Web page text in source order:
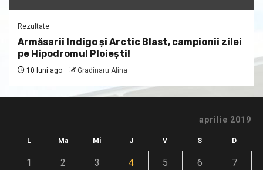
Rezultate
Armăsarii Indigo şi Arctic Blast, campionii zilei
pe Hipodromul Ploieşti!
10 luni ago Gradinaru Alina
aprilie 2019
L Ma Mi J V S D
1 2 3 4 5 6 7